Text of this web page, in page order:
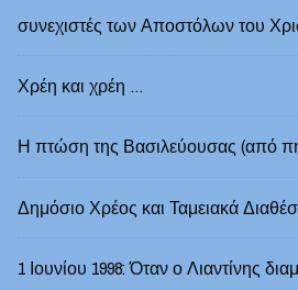
συνεχιστές των Αποστόλων του
Χρέη και χρέη …
Η πτώση της Βασιλεύουσας (από
Δημόσιο Χρέος και Ταμειακά
1 Ιουνίου 1998: Όταν ο Λιαντίνης